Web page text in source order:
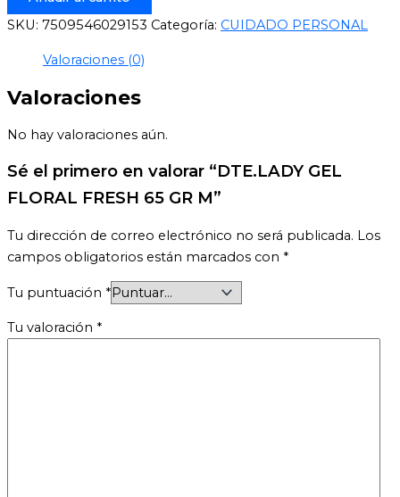
SKU: 7509546029153 Categoría: CUIDADO PERSONAL
Valoraciones (0)
Valoraciones
No hay valoraciones aún.
Sé el primero en valorar “DTE.LADY GEL
FLORAL FRESH 65 GR M”
Tu dirección de correo electrónico no será publicada. Los
campos obligatorios están marcados con *
Tu puntuación *
Tu valoración *